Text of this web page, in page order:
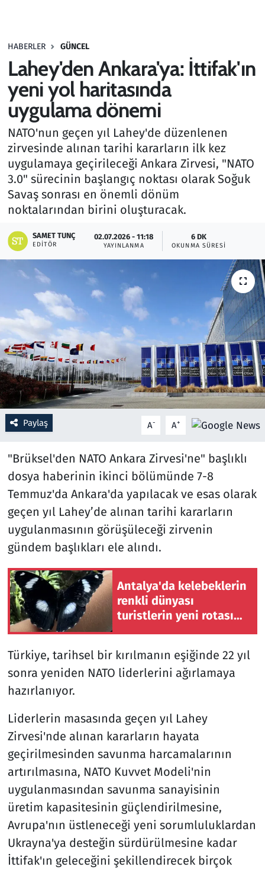
HABERLER GÜNCEL
Lahey'den Ankara'ya: İttifak'ın
yeni yol haritasında
uygulama dönemi
NATO'nun geçen yıl Lahey'de düzenlenen
zirvesinde alınan tarihi kararların ilk kez
uygulamaya geçirileceği Ankara Zirvesi, "NATO
3.0" sürecinin başlangıç noktası olarak Soğuk
Savaş sonrası en önemli dönüm
noktalarından birini oluşturacak.
SAMET TUNÇ
EDITÖR
02.07.2026 - 11:18
YAYINLANMA
6 DK
OKUNMA SÜRESI
Paylaş A- A+
"Brüksel'den NATO Ankara Zirvesi'ne" başlıklı
dosya haberinin ikinci bölümünde 7-8
Temmuz'da Ankara'da yapılacak ve esas olarak
geçen yıl Lahey’de alınan tarihi kararların
uygulanmasının görüşüleceği zirvenin
gündem başlıkları ele alındı.
Antalya'da kelebeklerin
renkli dünyası
turistlerin yeni rotası
Türkiye, tarihsel bir kırılmanın eşiğinde 22 yıl
sonra yeniden NATO liderlerini ağırlamaya
hazırlanıyor.
Liderlerin masasında geçen yıl Lahey
Zirvesi'nde alınan kararların hayata
geçirilmesinden savunma harcamalarının
artırılmasına, NATO Kuvvet Modeli'nin
uygulanmasından savunma sanayisinin
üretim kapasitesinin güçlendirilmesine,
Avrupa'nın üstleneceği yeni sorumluluklardan
Ukrayna'ya desteğin sürdürülmesine kadar
İttifak'ın geleceğini şekillendirecek birçok
Haber
Kültür Sanat
Kurumsal Haberler
Lezzet Durağı
Memur ve Kamu
Otomobil
Oyun
Ramazan
Resmi İlanlar
Rüya Tabirleri
Sağlık
Savunma Sanayi
Seçim 2023
Teknoloji ve Bilim
Televizyon